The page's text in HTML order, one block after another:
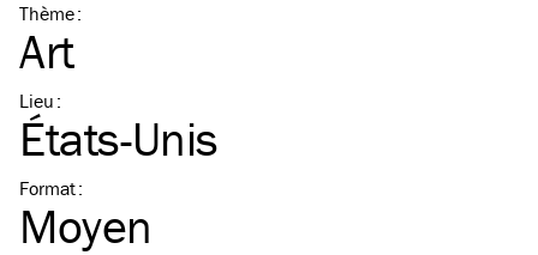
Thème:
Art
Lieu :
États-Unis
Format:
Moyen